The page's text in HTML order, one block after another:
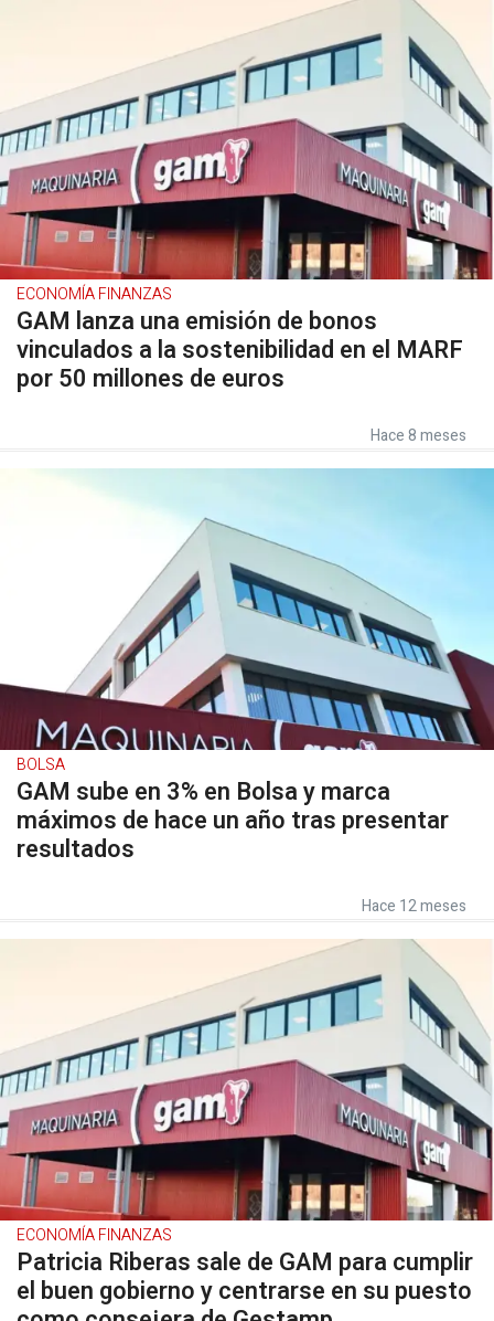
ECONOMÍA FINANZAS
GAM lanza una emisión de bonos
vinculados a la sostenibilidad en el MARF
por 50 millones de euros
Hace 8 meses
BOLSA
GAM sube en 3% en Bolsa y marca
máximos de hace un año tras presentar
resultados
Hace 12 meses
ECONOMÍA FINANZAS
Patricia Riberas sale de GAM para cumplir
el buen gobierno y centrarse en su puesto